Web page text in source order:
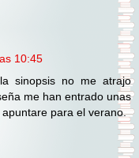
10:45
sinopsis no me atrajo
me han entrado unas
para el verano.